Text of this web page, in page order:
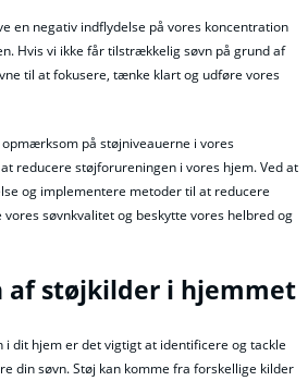
en negativ indflydelse på vores koncentration
Hvis vi ikke får tilstrækkelig søvn på grund af
til at fokusere, tænke klart og udføre vores
på støjniveauerne i vores
reducere støjforureningen i vores hjem. Ved at
og implementere metoder til at reducere
søvnkvalitet og beskytte vores helbred og
støjkilder i hjemmet
i dit hjem er det vigtigt at identificere og tackle
din søvn. Støj kan komme fra forskellige kilder